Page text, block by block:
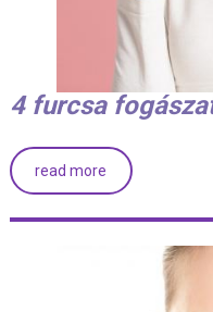
4 furcsa
read more